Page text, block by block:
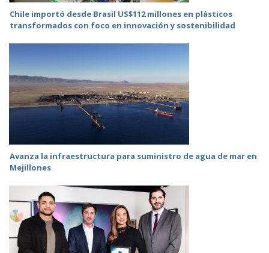
Chile importó desde Brasil US$112 millones en plásticos
transformados con foco en innovación y sostenibilidad
Avanza la infraestructura para suministro de agua de mar en
Mejillones